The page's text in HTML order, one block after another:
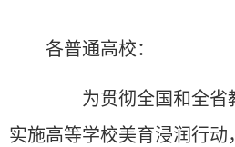
各普通高校：
为贯彻全国和全省
实施高等学校美育浸润行动